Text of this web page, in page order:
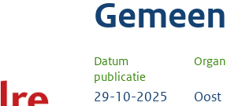
Datum
publicatie
29-10-2025
Oost